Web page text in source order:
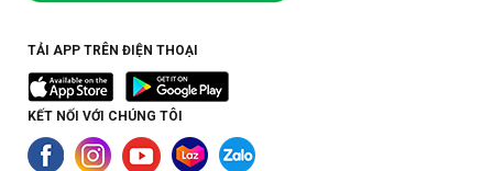
TẢI APP TRÊN ĐIỆN THOẠI
KẾT NỐI VỚI CHÚNG TÔI